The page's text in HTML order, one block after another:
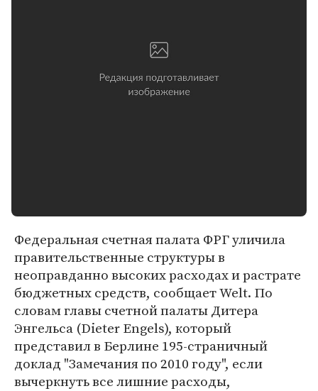
Федеральная счетная палата ФРГ уличила
правительственные структуры в
неоправданно высоких расходах и растрате
бюджетных средств, сообщает Welt. По
словам главы счетной палаты Дитера
Энгельса (Dieter Engels), который
представил в Берлине 195-страничный
доклад "Замечания по 2010 году", если
вычеркнуть все лишние расходы,